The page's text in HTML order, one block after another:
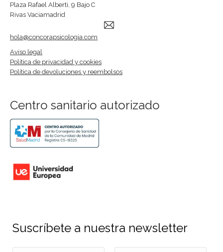
Plaza Rafael Alberti, 9 Bajo C
Rivas Vaciamadrid
hola@concorapsicologia.com
Aviso legal
Política de privacidad y cookies
Política de devoluciones y reembolsos
Centro sanitario autorizado
Suscríbete a nuestra newsletter